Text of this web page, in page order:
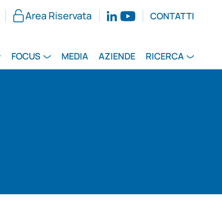
Area Riservata CONTATTI
FOCUS MEDIA AZIENDE RICERCA